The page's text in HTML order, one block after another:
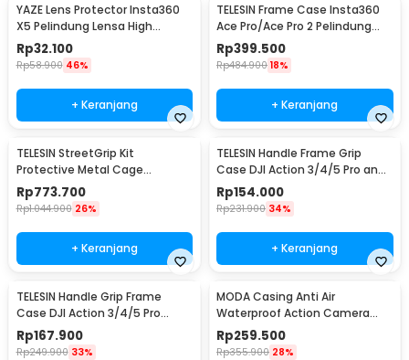
YAZE Lens Protector Insta360
X5 Pelindung Lensa High
Transparency - I3X5L
Rp32.100
Rp58.900 46%
+ Keranjang
TELESIN Frame Case Insta360
Ace Pro/Ace Pro 2 Pelindung
Kamera - S6-FMS-32-TIS
Rp399.500
Rp484.900 18%
+ Keranjang
TELESIN StreetGrip Kit
Protective Metal Cage
Insta360 Ace Pro / Pro 2 - S6-
FMS-31-TIS
Rp773.700
Rp1.044.900 26%
+ Keranjang
TELESIN Handle Frame Grip
Case DJI Action 3/4/5 Pro and
DJI Metal Cage - S6-FMS-24-
TDJ
Rp154.000
Rp231.900 34%
+ Keranjang
TELESIN Handle Grip Frame
Case DJI Action 3/4/5 Pro
Pelindung Kamera - S6-FMS-
23-TDJ
Rp167.900
Rp249.900 33%
MODA Casing Anti Air
Waterproof Action Camera
Case for Insta360 X3 45M -
DV4
Rp259.500
Rp355.900 28%